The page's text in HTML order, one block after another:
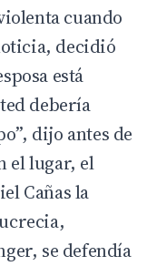
cuando
decidió
está
debería
dijo antes de
el lugar, el
Cañas la
se defendía